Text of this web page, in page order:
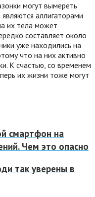
могут вымереть
аллигаторами
их тела может
составляет около
уже находились на
что на них активно
К счастью, со временем
их жизни тоже могут
смартфон на
Чем это опасно
так уверены в